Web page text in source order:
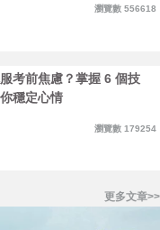
瀏覽數 556618
考前焦慮？掌握 6 個技
穩定心情
瀏覽數 179254
更多文章>>